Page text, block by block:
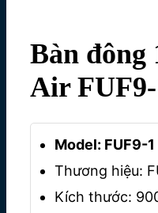
Bàn đông
Air
Model: FUF9-1
Thương hiệu:
Kích thước: